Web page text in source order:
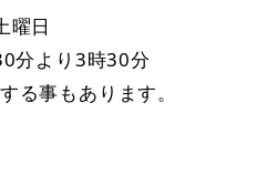
曜日
分より3時30分
る事もあります。